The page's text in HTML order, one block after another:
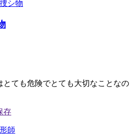
とても危険でとても大切なことなの